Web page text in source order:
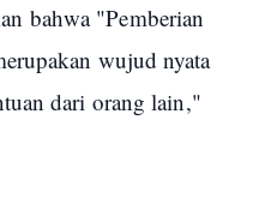
bahwa "Pemberian
wujud nyata
dari orang lain,"